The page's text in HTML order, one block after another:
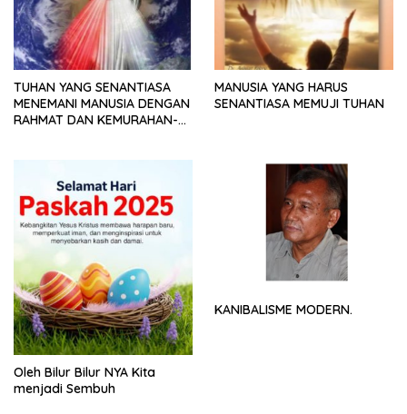
TUHAN YANG SENANTIASA
MENEMANI MANUSIA DENGAN
RAHMAT DAN KEMURAHAN-
MANUSIA YANG HARUS
SENANTIASA MEMUJI TUHAN
Oleh Bilur Bilur NYA Kita
menjadi Sembuh
KANIBALISME MODERN.